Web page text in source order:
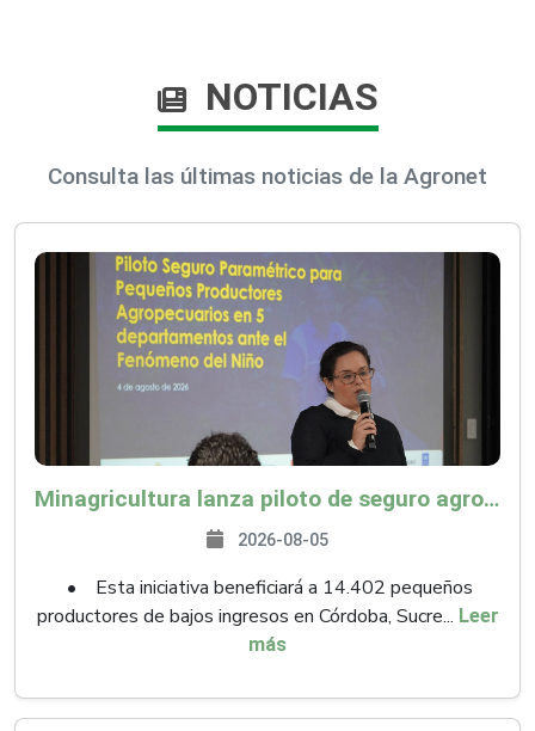
NOTICIAS
Consulta las últimas noticias de la Agronet
Minagricultura lanza piloto de seguro agropecuario por $9.625 millones para proteger a más de 14.000 pequeños productores contra riesgos del Fenómeno de El Niño
2026-08-05
• Esta iniciativa beneficiará a 14.402 pequeños
productores de bajos ingresos en Córdoba, Sucre... Leer
más